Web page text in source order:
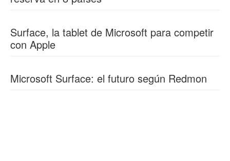
Surface, la tablet de Microsoft para competir
con Apple
Microsoft Surface: el futuro según Redmon